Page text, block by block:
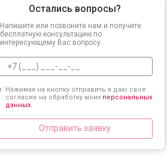
Остались вопросы?
Напишите или позвоните нам и получите
бесплатную консультацию по
интересующему Вас вопросу.
Нажимая на кнопку отправить я даю свое
согласие на обработку моих персональных
данных.
Отправить заявку